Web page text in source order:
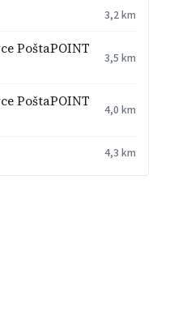
3,2 km
PoštaPOINT
3,5 km
PoštaPOINT
4,0 km
4,3 km